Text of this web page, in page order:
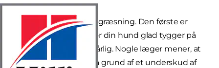
Der er to typer rovdyrgræsning. Den første er
simpel græsning, hvor din hund glad tygger på
græs og ikke bliver dårlig. Nogle læger mener, at
hunde spiser græs på grund af et underskud af